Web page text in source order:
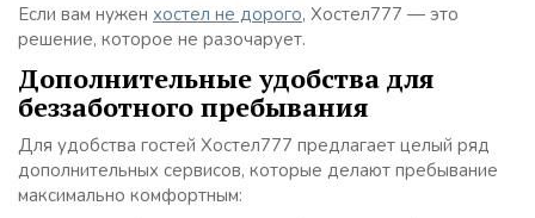
Если вам нужен хостел не дорого, Хостел777 — это
решение, которое не разочарует.
Дополнительные удобства для
беззаботного пребывания
Для удобства гостей Хостел777 предлагает целый ряд
дополнительных сервисов, которые делают пребывание
максимально комфортным: